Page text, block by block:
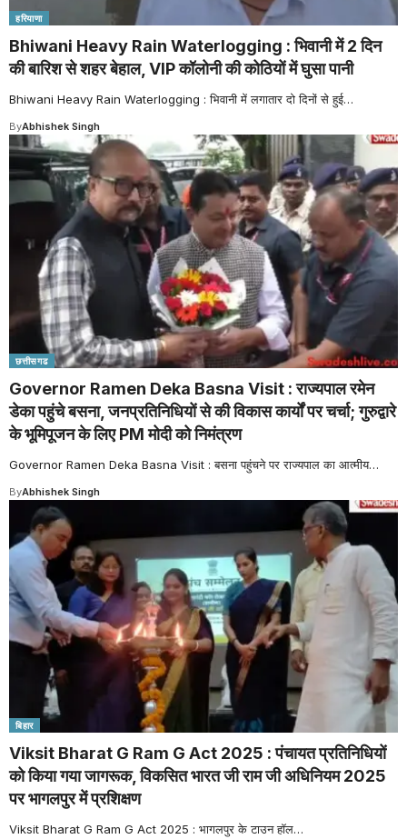
हरियाणा
Bhiwani Heavy Rain Waterlogging : भिवानी में 2 दिन
की बारिश से शहर बेहाल, VIP कॉलोनी की कोठियों में घुसा पानी
Bhiwani Heavy Rain Waterlogging : भिवानी में लगातार दो दिनों से हुई…
ByAbhishek Singh
छत्तीसगढ
Governor Ramen Deka Basna Visit : राज्यपाल रमेन
डेका पहुंचे बसना, जनप्रतिनिधियों से की विकास कार्यों पर चर्चा; गुरुद्वारे
के भूमिपूजन के लिए PM मोदी को निमंत्रण
Governor Ramen Deka Basna Visit : बसना पहुंचने पर राज्यपाल का आत्मीय…
ByAbhishek Singh
बिहार
Viksit Bharat G Ram G Act 2025 : पंचायत प्रतिनिधियों
को किया गया जागरूक, विकसित भारत जी राम जी अधिनियम 2025
पर भागलपुर में प्रशिक्षण
Viksit Bharat G Ram G Act 2025 : भागलपुर के टाउन हॉल…